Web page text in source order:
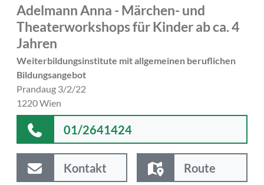
Adelmann Anna - Märchen- und
Theaterworkshops für Kinder ab ca. 4
Jahren
Weiterbildungsinstitute mit allgemeinen beruflichen
Bildungsangebot
Prandaug 3/2/22
1220 Wien
01/2641424
Kontakt Route